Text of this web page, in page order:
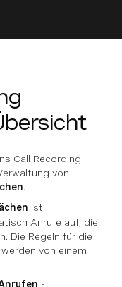
Call Recording
von
.
ist
Anrufe auf, die
Die Regeln für die
von einem
-